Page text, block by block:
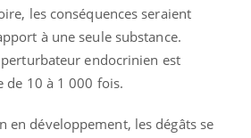
les conséquences seraient
à une seule substance.
perturbateur endocrinien est
de 10 à 1 000 fois.
en développement, les dégâts se